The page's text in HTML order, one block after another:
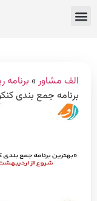
الف مشاور »برنامه
برنامه جمع بندی